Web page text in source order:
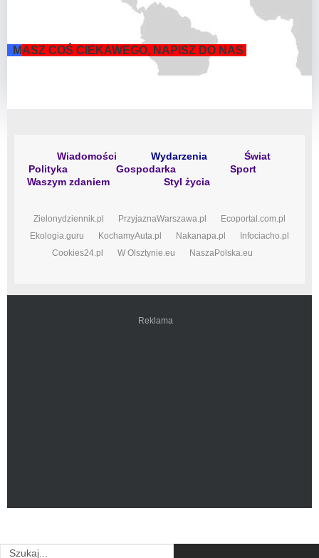
MASZ COŚ CIEKAWEGO, NAPISZ DO NAS
Wiadomości Wydarzenia
Świat
Polityka
Gospodarka
Sport
Waszym zdaniem
Styl życia
Zielonydziennik.pl PrzyjaznaWarszawa.pl
Ecoportal.com.pl
Ekologia.guru
KochamyAuta.pl Nakanapa.pl
Infociacho.pl
Cookies24.pl
W Olsztynie.eu NaszaPolska.eu
Reklama